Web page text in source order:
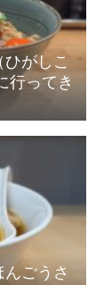
がしこ
行ってき
ごうさ